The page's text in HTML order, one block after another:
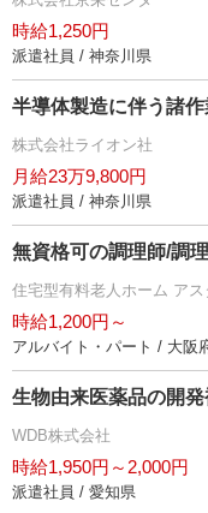
時給1,250円
派遣社員 / 神奈川県
半導体製造に伴う諸
株式会社ライオン社
月給23万9,800円
派遣社員 / 神奈川県
無資格可の調理師/調
住宅型有料老人ホーム ア
時給1,200円～
アルバイト・パート / 大阪
生物由来医薬品の開
WDB株式会社
時給1,950円～2,000円
派遣社員 / 愛知県